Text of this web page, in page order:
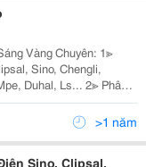
Vàng Chuyên: 1≫
Sino, Chengli,
Ls... 2≫ Phân
Thất: Nét Việt, Euro,
Kim Lo
>1 năm
Sino, Clipsal,